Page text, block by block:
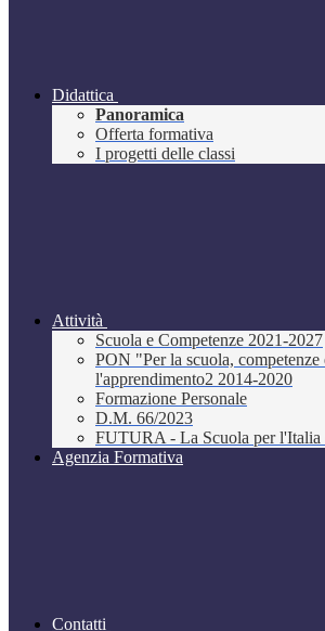
Didattica
Panoramica
Offerta formativa
I progetti delle classi
Attività
Scuola e Competenze 2021-2027
PON "Per la scuola, competenze
l'apprendimento2 2014-2020
Formazione Personale
D.M. 66/2023
FUTURA - La Scuola per l'Italia
Agenzia Formativa
Contatti